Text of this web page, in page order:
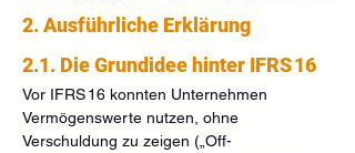
2. Ausführliche Erklärung
2.1. Die Grundidee hinter IFRS 16
Vor IFRS 16 konnten Unternehmen
Vermögenswerte nutzen, ohne
Verschuldung zu zeigen („Off-